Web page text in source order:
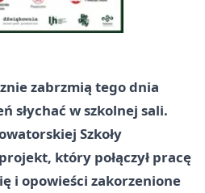
zabrzmią tego dnia
słychać w szkolnej sali.
Szkoły
który połączył pracę
i opowieści zakorzenione